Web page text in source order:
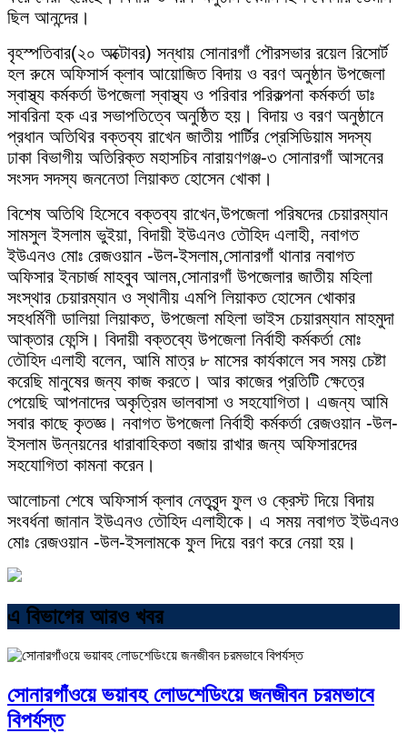
ছিল আনন্দের।
বৃহস্পতিবার(২০ অক্টোবর) সন্ধায় সোনারগাঁ পৌরসভার রয়েল রিসোর্ট
হল রুমে অফিসার্স ক্লাব আয়োজিত বিদায় ও বরণ অনুষ্ঠান উপজেলা
স্বাস্থ্য কর্মকর্তা উপজেলা স্বাস্থ্য ও পরিবার পরিকল্পনা কর্মকর্তা ডাঃ
সাবরিনা হক এর সভাপতিত্বে অনুষ্ঠিত হয়। বিদায় ও বরণ অনুষ্ঠানে
প্রধান অতিথির বক্তব্য রাখেন জাতীয় পার্টির প্রেসিডিয়াম সদস্য
ঢাকা বিভাগীয় অতিরিক্ত মহাসচিব নারায়ণগঞ্জ-৩ সোনারগাঁ আসনের
সংসদ সদস্য জননেতা লিয়াকত হোসেন খোকা।
বিশেষ অতিথি হিসেবে বক্তব্য রাখেন,উপজেলা পরিষদের চেয়ারম্যান
সামসুল ইসলাম ভুইয়া, বিদায়ী ইউএনও তৌহিদ এলাহী, নবাগত
ইউএনও মোঃ রেজওয়ান -উল-ইসলাম,সোনারগাঁ থানার নবাগত
অফিসার ইনচার্জ মাহবুব আলম,সোনারগাঁ উপজেলার জাতীয় মহিলা
সংস্থার চেয়ারম্যান ও স্থানীয় এমপি লিয়াকত হোসেন খোকার
সহধর্মিণী ডালিয়া লিয়াকত, উপজেলা মহিলা ভাইস চেয়ারম্যান মাহমুদা
আক্তার ফেন্সি। বিদায়ী বক্তব্যে উপজেলা নির্বাহী কর্মকর্তা মোঃ
তৌহিদ এলাহী বলেন, আমি মাত্র ৮ মাসের কার্যকালে সব সময় চেষ্টা
করেছি মানুষের জন্য কাজ করতে। আর কাজের প্রতিটি ক্ষেত্রে
পেয়েছি আপনাদের অকৃত্রিম ভালবাসা ও সহযোগিতা। এজন্য আমি
সবার কাছে কৃতজ্ঞ। নবাগত উপজেলা নির্বাহী কর্মকর্তা রেজওয়ান -উল-
ইসলাম উন্নয়নের ধারাবাহিকতা বজায় রাখার জন্য অফিসারদের
সহযোগিতা কামনা করেন।
আলোচনা শেষে অফিসার্স ক্লাব নেতৃবৃন্দ ফুল ও ক্রেস্ট দিয়ে বিদায়
সংবর্ধনা জানান ইউএনও তৌহিদ এলাহীকে। এ সময় নবাগত ইউএনও
মোঃ রেজওয়ান -উল-ইসলামকে ফুল দিয়ে বরণ করে নেয়া হয়।
এ বিভাগের আরও খবর
সোনারগাঁওয়ে ভয়াবহ লোডশেডিংয়ে জনজীবন চরমভাবে
বিপর্যস্ত